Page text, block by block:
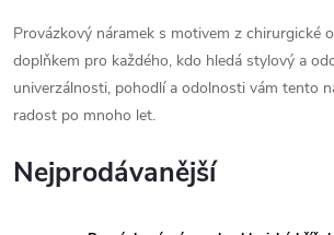
Provázkový náramek s motivem z chirurgické
doplňkem pro každého, kdo hledá stylový a
univerzálnosti, pohodlí a odolnosti vám tento
radost po mnoho let.
Nejprodávanější